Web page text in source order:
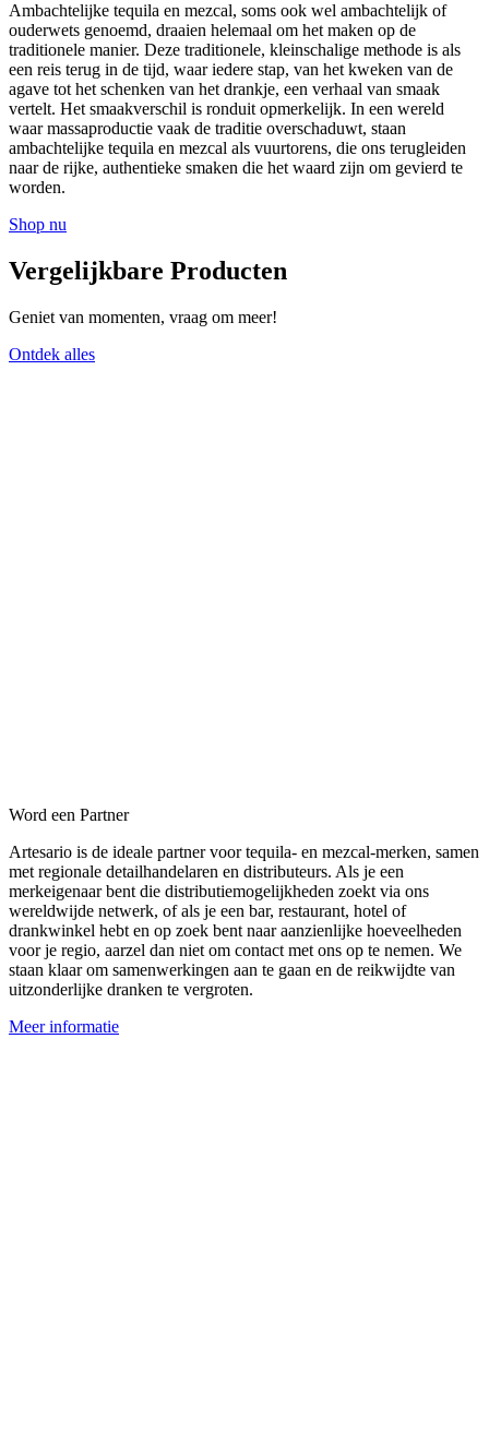
Ambachtelijke tequila en mezcal, soms ook wel ambachtelijk of
ouderwets genoemd, draaien helemaal om het maken op de
traditionele manier. Deze traditionele, kleinschalige methode is als
een reis terug in de tijd, waar iedere stap, van het kweken van de
agave tot het schenken van het drankje, een verhaal van smaak
vertelt. Het smaakverschil is ronduit opmerkelijk. In een wereld
waar massaproductie vaak de traditie overschaduwt, staan
ambachtelijke tequila en mezcal als vuurtorens, die ons terugleiden
naar de rijke, authentieke smaken die het waard zijn om gevierd te
worden.
Shop nu
Vergelijkbare Producten
Geniet van momenten, vraag om meer!
Ontdek alles
Word een Partner
Artesario is de ideale partner voor tequila- en mezcal-merken, samen
met regionale detailhandelaren en distributeurs. Als je een
merkeigenaar bent die distributiemogelijkheden zoekt via ons
wereldwijde netwerk, of als je een bar, restaurant, hotel of
drankwinkel hebt en op zoek bent naar aanzienlijke hoeveelheden
voor je regio, aarzel dan niet om contact met ons op te nemen. We
staan klaar om samenwerkingen aan te gaan en de reikwijdte van
uitzonderlijke dranken te vergroten.
Meer informatie